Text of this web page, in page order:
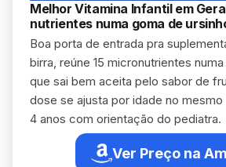
Melhor Vitamina Infantil em
nutrientes numa goma de
Boa porta de entrada pra
birra, reúne 15 micronutrientes
que sai bem aceita pelo sabor de
dose se ajusta por idade no
4 anos com orientação do pediatra.
Ver Preço na